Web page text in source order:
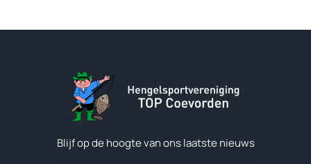
Blijf op de hoogte van ons laatste nieuws